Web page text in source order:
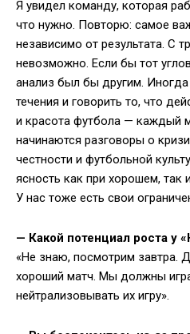
Я увидел команду, которая
что нужно. Повторю: самое
независимо от результата. С
невозможно. Если бы тот
анализ был бы другим.
течения и говорить то, что
и красота футбола — каждый
начинаются разговоры о
честности и футбольной
ясность как при хорошем, так
У нас тоже есть свои
— Какой потенциал роста у
«Не знаю, посмотрим завтра.
хороший матч. Мы должны
нейтрализовывать их игру».